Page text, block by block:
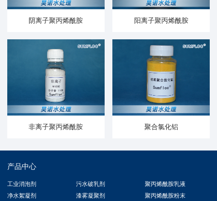
阴离子聚丙烯酰胺 阳离子聚丙烯酰胺
非离子聚丙烯酰胺 聚合氯化铝
产品中心
工业消泡剂
净水絮凝剂
污水破乳剂
漆雾凝聚剂
聚丙烯酰胺乳液
聚丙烯酰胺粉末